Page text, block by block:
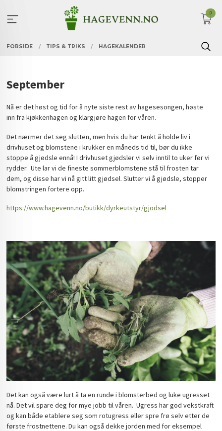
innholdet
0
FORSIDE TIPS & TRIKS HAGEKALENDER
September
Nå er det høst og tid for å nyte siste rest av hagesesongen, høste
inn fra kjøkkenhagen og klargjøre hagen for våren.
Det nærmer det seg slutten, men hvis du har tenkt å holde liv i
drivhuset og blomstene i krukker en måneds tid til, bør du ikke
stoppe å gjødsle ennå! I drivhuset gjødsler vi selv inntil to uker før vi
rydder. Ute lar vi de fineste sommerblomstene stå til frosten tar
dem, og disse har vi nå gitt litt gjødsel. Slutter vi å gjødsle, stopper
blomstringen fortere opp.
https://www.hagevenn.no/butikk/dyrkeutstyr/gjodsel
Det kan også være lurt å ta en runde i blomsterbed og luke ugresset
nå. Det vil spare deg for mye jobb til våren. Ugress har god vekstkraft
og kan både etablere seg som rotugress eller spre frø selv etter de
første frostnettene. Du kan også dekke jorden med for eksempel